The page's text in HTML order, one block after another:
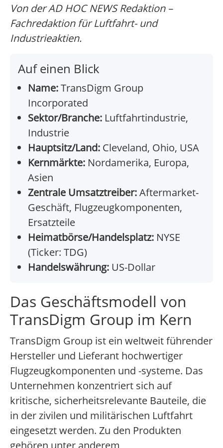
Von der AD HOC NEWS Redaktion –
Fachredaktion für Luftfahrt- und
Industrieaktien.
Auf einen Blick
Name:TransDigm Group
Incorporated
Sektor/Branche: Luftfahrtindustrie,
Industrie
Hauptsitz/Land: Cleveland, Ohio, USA
Kernmärkte: Nordamerika, Europa,
Asien
Zentrale Umsatztreiber:Aftermarket-
Geschäft, Flugzeugkomponenten,
Ersatzteile
Heimatbörse/Handelsplatz: NYSE
(Ticker: TDG)
Handelswährung: US-Dollar
Das Geschäftsmodell von
TransDigm Group im Kern
TransDigm Group ist ein weltweit führender
Hersteller und Lieferant hochwertiger
Flugzeugkomponenten und -systeme. Das
Unternehmen konzentriert sich auf
kritische, sicherheitsrelevante Bauteile, die
in der zivilen und militärischen Luftfahrt
eingesetzt werden. Zu den Produkten